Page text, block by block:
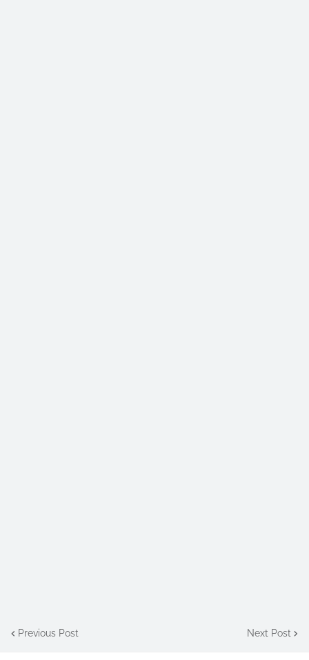
Previous Post Next Post